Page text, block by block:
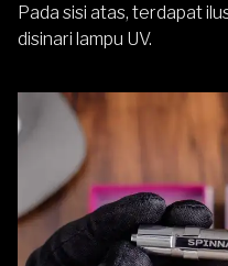
Pada sisi atas, terdapat
disinari lampu UV.